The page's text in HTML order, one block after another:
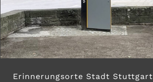
Erinnerungsorte Stadt Stuttgart